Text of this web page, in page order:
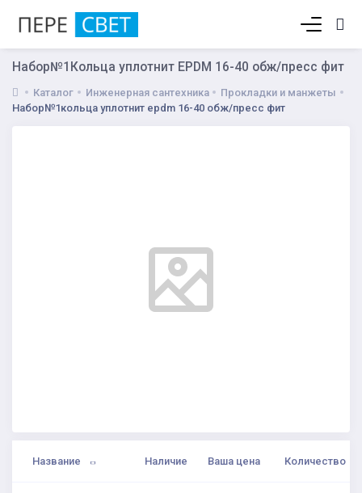
Набор№1Кольца уплотнит EPDM 16-40 обж/пресс фит
Каталог Инженерная сантехника
Прокладки и манжеты
Набор№1кольца уплотнит epdm 16-40 обж/пресс фит
Название Наличие Ваша цена Количество